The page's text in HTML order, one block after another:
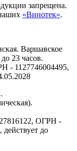
запрещена.
«Винотек».
Варшавское
23 часов.
- 1127746004495,
ОГРН -
до